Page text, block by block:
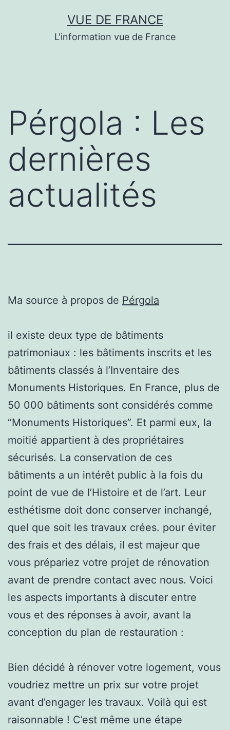
VUE DE FRANCE
L'information vue de France
Pérgola : Les
dernières
actualités
Ma source à propos de Pérgola
il existe deux type de bâtiments
patrimoniaux : les bâtiments inscrits et les
bâtiments classés à l’Inventaire des
Monuments Historiques. En France, plus de
50 000 bâtiments sont considérés comme
“Monuments Historiques”. Et parmi eux, la
moitié appartient à des propriétaires
sécurisés. La conservation de ces
bâtiments a un intérêt public à la fois du
point de vue de l’Histoire et de l’art. Leur
esthétisme doit donc conserver inchangé,
quel que soit les travaux crées. pour éviter
des frais et des délais, il est majeur que
vous prépariez votre projet de rénovation
avant de prendre contact avec nous. Voici
les aspects importants à discuter entre
vous et des réponses à avoir, avant la
conception du plan de restauration :
Bien décidé à rénover votre logement, vous
voudriez mettre un prix sur votre projet
avant d’engager les travaux. Voilà qui est
raisonnable ! C’est même une étape